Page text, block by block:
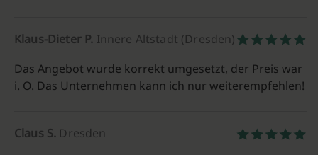
Klaus-Dieter P. Innere Altstadt (Dresden)
Das Angebot wurde korrekt umgesetzt, der Preis war
i. O. Das Unternehmen kann ich nur weiterempfehlen!
Claus S. Dresden